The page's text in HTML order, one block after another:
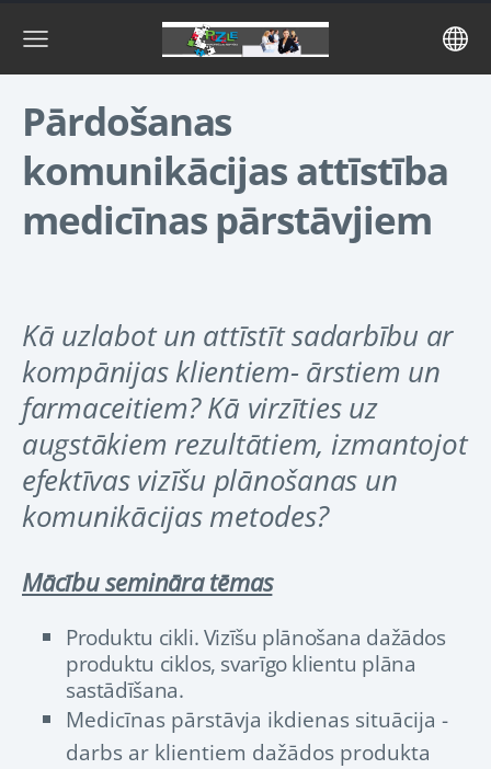
Pārdošanas
komunikācijas attīstība
medicīnas pārstāvjiem
Kā uzlabot un attīstīt sadarbību ar
kompānijas klientiem- ārstiem un
farmaceitiem? Kā virzīties uz
augstākiem rezultātiem, izmantojot
efektīvas vizīšu plānošanas un
komunikācijas metodes?
Mācību semināra tēmas
Produktu cikli. Vizīšu plānošana dažādos
produktu ciklos, svarīgo klientu plāna
sastādīšana.
Medicīnas pārstāvja ikdienas situācija -
darbs ar klientiem dažādos produkta